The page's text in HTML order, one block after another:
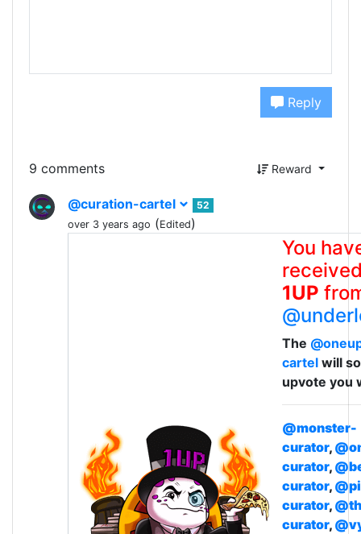
Reply
9 comments Reward
@curation-cartel
52
over 3 years ago (Edited)
You
1UP
The
cartelwill
upvote you
@monster-
curator,
curator,
curator,
curator,
curator,